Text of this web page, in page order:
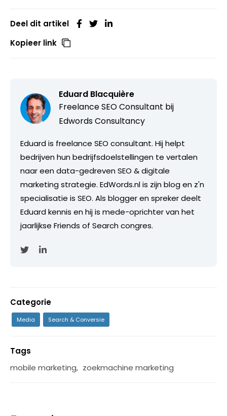
Deel dit artikel
Kopieer link
Eduard Blacquière
Freelance SEO Consultant bij
Edwords Consultancy
Eduard is freelance SEO consultant. Hij helpt
bedrijven hun bedrijfsdoelstellingen te vertalen
naar een data-gedreven SEO & digitale
marketing strategie. EdWords.nl is zijn blog en z'n
specialisatie is SEO. Als blogger en spreker deelt
Eduard kennis en hij is mede-oprichter van het
jaarlijkse Friends of Search congres.
Categorie
Media Search & Conversie
Tags
mobile marketing, zoekmachine marketing